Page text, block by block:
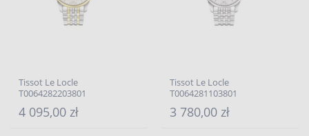
Tissot Le Locle
T0064282203801
4 095,00 zł
Tissot Le Locle
T0064281103801
3 780,00 zł